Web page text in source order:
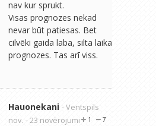
nav kur sprukt.
Visas prognozes nekad
nevar būt patiesas. Bet
cilvēki gaida laba, silta laika
prognozes. Tas arī viss.
Hauonekani - Ventspils
nov. - 23 novērojumi 7
1